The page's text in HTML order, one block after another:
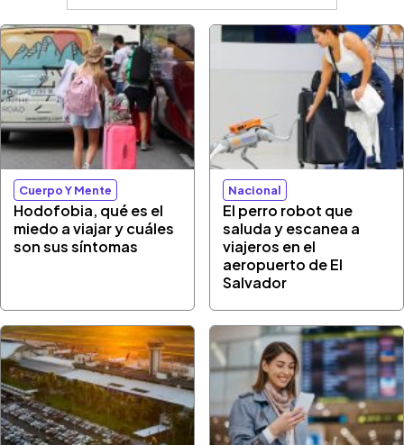
Cuerpo Y Mente
Hodofobia, qué es el
miedo a viajar y cuáles
son sus síntomas
Nacional
El perro robot que
saluda y escanea a
viajeros en el
aeropuerto de El
Salvador